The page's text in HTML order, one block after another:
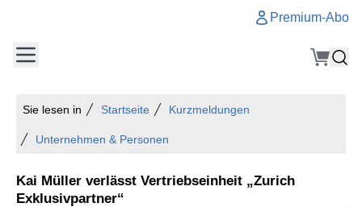
Premium-Abo
Sie lesen in Startseite Kurzmeldungen
Unternehmen & Personen
Kai Müller verlässt Vertriebseinheit „Zurich
Exklusivpartner“